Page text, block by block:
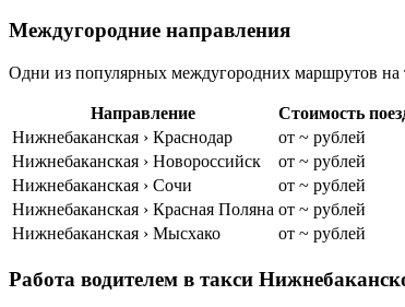
Междугородние направления
Одни из популярных междугородних маршрутов на
Направление
Стоимость
Нижнебаканская › Краснодар
от ~ рублей
Нижнебаканская › Новороссийск
от ~ рублей
Нижнебаканская › Сочи
от ~ рублей
Нижнебаканская › Красная Поляна от ~ рублей
Нижнебаканская › Мысхако
от ~ рублей
Работа водителем в такси